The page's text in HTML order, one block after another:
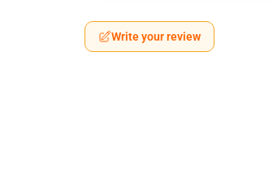
Write your review